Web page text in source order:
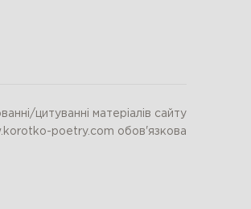
цитуванні матеріалів сайту
poetry.com обов'язкова